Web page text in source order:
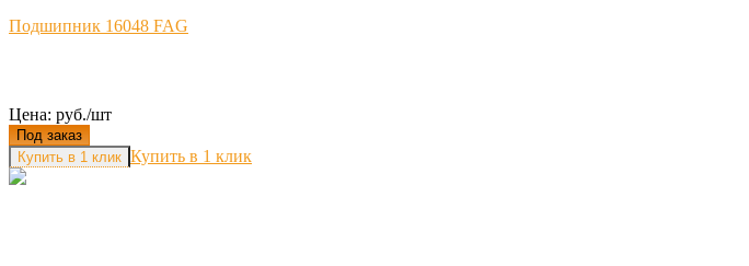
Подшипник 16048 FAG
Цена: руб./шт
Под заказ
Купить в 1 клик